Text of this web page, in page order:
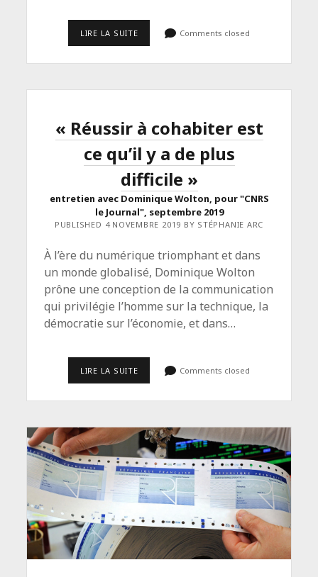
LIRE LA SUITE“LES
LA
Comments closed
« Réussir à cohabiter est
ce qu’il y a de plus
difficile »
entretien avec Dominique Wolton, pour "CNRS
le Journal", septembre 2019
PUBLISHED 4 NOVEMBRE 2019 BY STÉPHANIE ARC
À l’ère du numérique triomphant et dans
un monde globalisé, Dominique Wolton
prône une conception de la communication
qui privilégie l’homme sur la technique, la
démocratie sur l’économie, et dans…
LIRE LA SUITE<SPAN
PRIMARY">« RÉUSSIR
EST
QU’IL
Y
A
DE
PLUS
DIFFICILE »</SPAN>
<SPAN
CLASS="ENTRY-
SUBTITLE">ENTRETIEN
AVEC
DOMINIQUE
Comments closed